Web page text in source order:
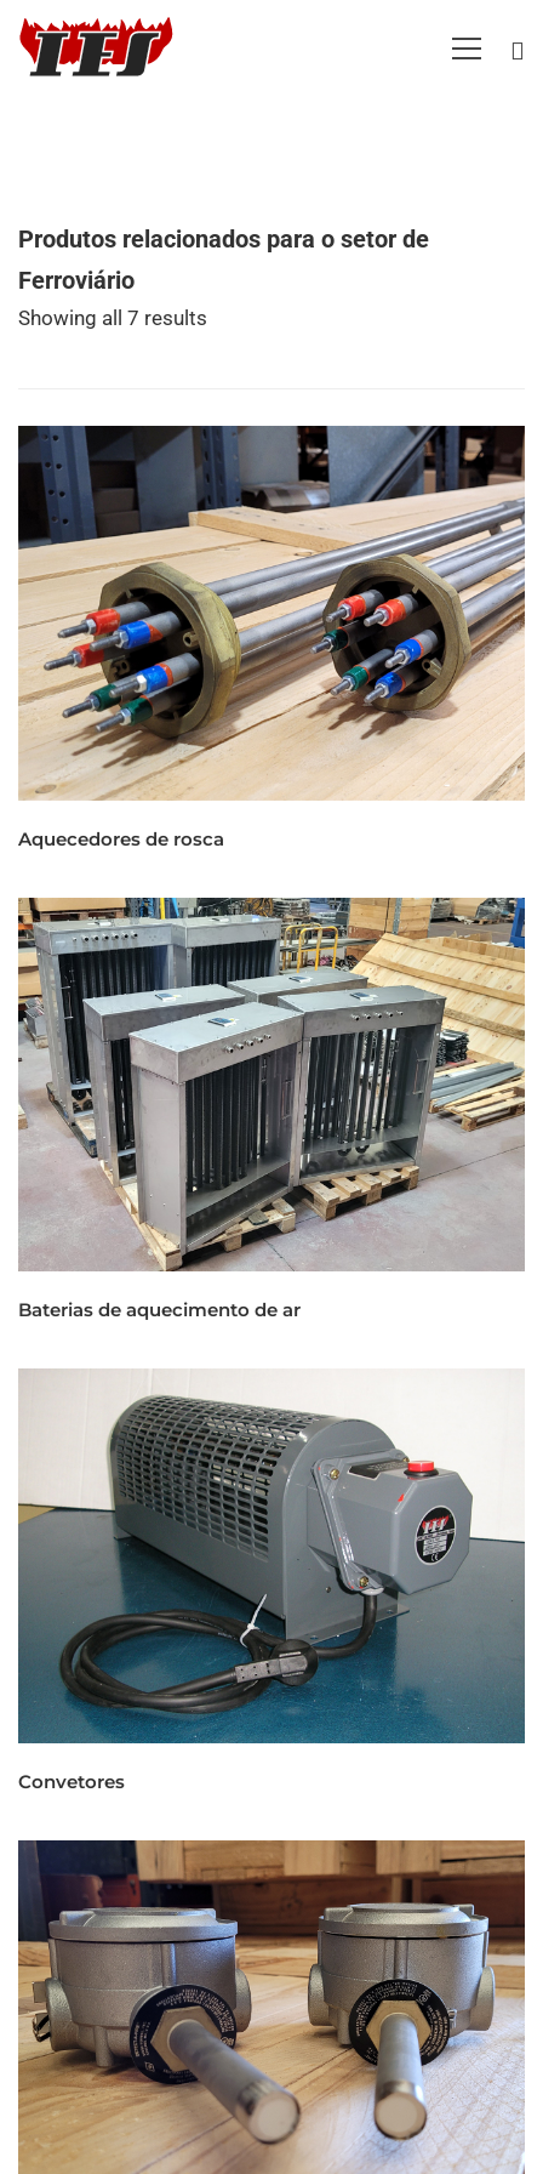
Produtos relacionados para o setor de
Ferroviário
Showing all 7 results
Aquecedores de rosca
Baterias de aquecimento de ar
Convetores